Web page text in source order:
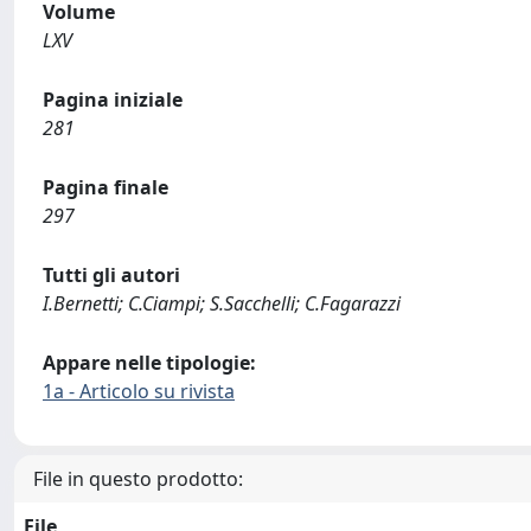
Volume
LXV
Pagina iniziale
281
Pagina finale
297
Tutti gli autori
I.Bernetti; C.Ciampi; S.Sacchelli; C.Fagarazzi
Appare nelle tipologie:
1a - Articolo su rivista
File in questo prodotto: